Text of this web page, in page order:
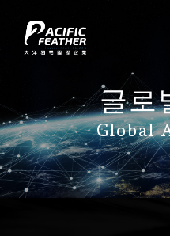
글로
Global